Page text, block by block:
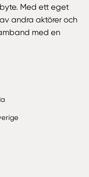
Med ett eget
andra aktörer och
med en